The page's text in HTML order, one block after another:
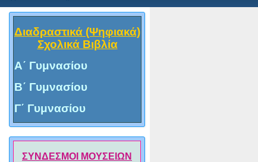
Διαδραστικά (Ψηφιακά)
Σχολικά Βιβλία
Α΄ Γυμνασίου
Β΄ Γυμνασίου
Γ΄ Γυμνασίου
ΣΥΝΔΕΣΜΟΙ ΜΟΥΣΕΙΩΝ